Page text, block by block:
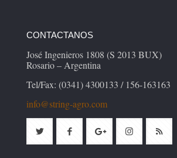
CONTACTANOS
José Ingenieros 1808 (S 2013 BUX)
Rosario – Argentina
Tel/Fax: (0341) 4300133 / 156-163163
info@string-agro.com